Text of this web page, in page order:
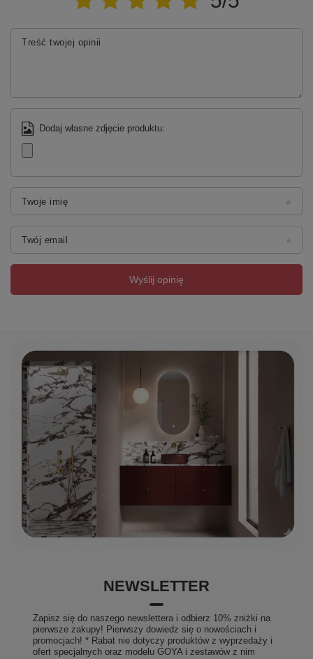
Treść twojej opinii
Dodaj własne zdjęcie produktu:
Twoje imię
Twój email
Wyślij opinię
NEWSLETTER
Zapisz się do naszego newslettera i odbierz 10% zniżki na
pierwsze zakupy! Pierwszy dowiedz się o nowościach i
promocjach! * Rabat nie dotyczy produktów z wyprzedaży i
ofert specjalnych oraz modelu GOYA i zestawów z nim